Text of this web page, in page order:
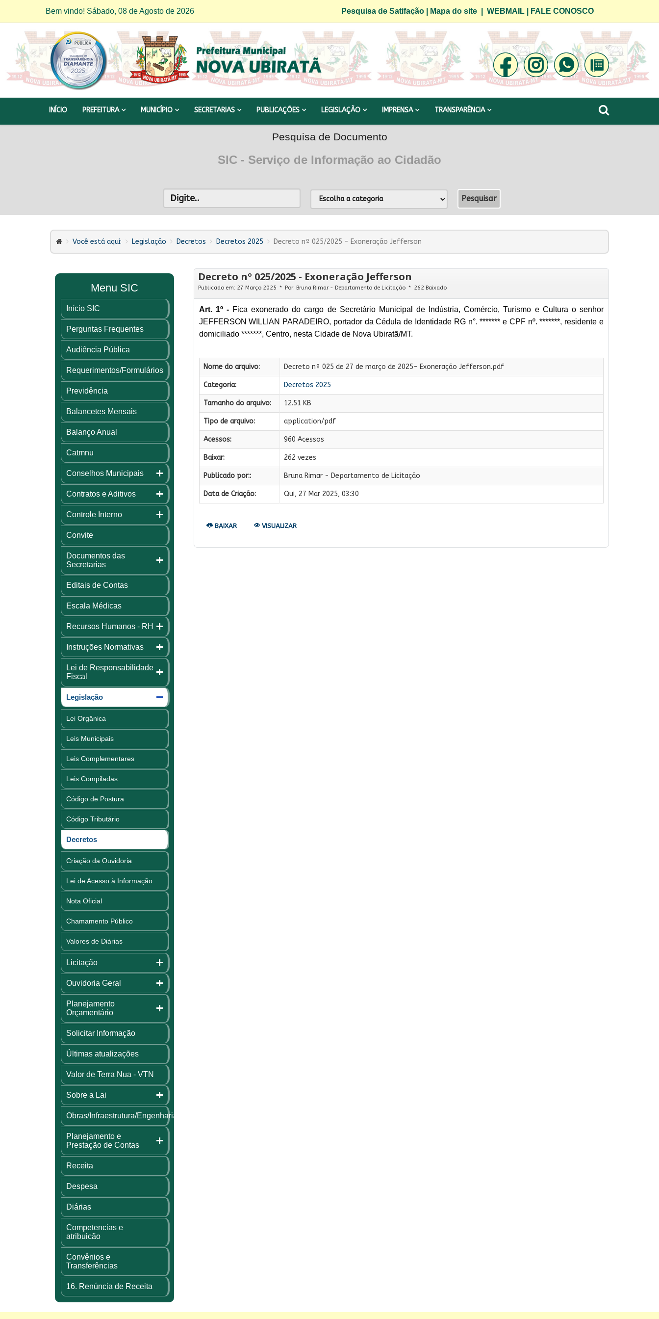
Bem vindo! Sábado, 08 de Agosto de 2026 Pesquisa de Satifação| Mapa do site| WEBMAIL| FALE CONOSCO
INÍCIO PREFEITURA MUNICÍPIO SECRETARIAS PUBLICAÇÕES LEGISLAÇÃO IMPRENSA TRANSPARÊNCIA
Pesquisa de Documento
SIC - Serviço de Informação ao Cidadão
Você está aqui: Legislação Decretos Decretos 2025 Decreto nº 025/2025 - Exoneração Jefferson
Menu SIC
Início SIC
Perguntas Frequentes
Audiência Pública
Requerimentos/Formulários
Previdência
Balancetes Mensais
Balanço Anual
Catmnu
Conselhos Municipais
Contratos e Aditivos
Controle Interno
Convite
Documentos das
Secretarias
Editais de Contas
Escala Médicas
Recursos Humanos - RH
Instruções Normativas
Lei de Responsabilidade
Fiscal
Legislação
Lei Orgânica
Leis Municipais
Leis Complementares
Leis Compiladas
Código de Postura
Código Tributário
Decretos
Criação da Ouvidoria
Lei de Acesso à Informação
Nota Oficial
Chamamento Público
Valores de Diárias
Licitação
Ouvidoria Geral
Planejamento
Orçamentário
Solicitar Informação
Últimas atualizações
Valor de Terra Nua - VTN
Sobre a Lai
Obras/Infraestrutura/Engenharia
Planejamento e
Prestação de Contas
Receita
Despesa
Diárias
Competencias e
atribuicão
Convênios e
Transferências
16. Renúncia de Receita
Decreto nº 025/2025 - Exoneração Jefferson
Publicado em: 27 Março 2025 Por: Bruna Rimar - Departamento de Licitação 262 Baixado
Art. 1º -Fica exonerado do cargo de Secretário Municipal de Indústria, Comércio, Turismo e Cultura o senhor
JEFFERSON WILLIAN PARADEIRO, portador da Cédula de Identidade RG n°. ******* e CPF nº. *******, residente e
domiciliado *******, Centro, nesta Cidade de Nova Ubiratã/MT.
Nome do arquivo: Decreto nº 025 de 27 de março de 2025- Exoneração Jefferson.pdf
Categoria: Decretos 2025
Tamanho do arquivo: 12.51 KB
Tipo de arquivo: application/pdf
Acessos: 960 Acessos
Baixar: 262 vezes
Publicado por:: Bruna Rimar - Departamento de Licitação
Data de Criação: Qui, 27 Mar 2025, 03:30
BAIXAR VISUALIZAR